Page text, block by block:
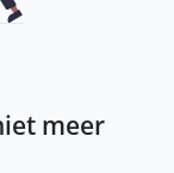
meer